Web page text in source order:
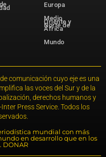
Europa
Medio
Oriente y
Norte de
África
Mundo
comunicación cuyo eje es una
las voces del Sur y de la
derechos humanos y
Press Service. Todos los
mundial con más
en desarrollo que en los
DONAR